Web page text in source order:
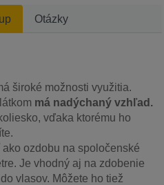
Otázky
široké možnosti využitia.
má nadýchaný vzhľad.
vďaka ktorému ho
ozdobu na spoločenské
Je vhodný aj na zdobenie
vlasov. Môžete ho tiež